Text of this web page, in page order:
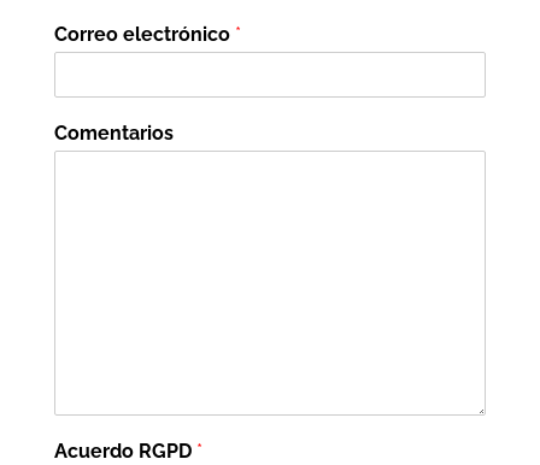
Correo electrónico *
Comentarios
Acuerdo RGPD *